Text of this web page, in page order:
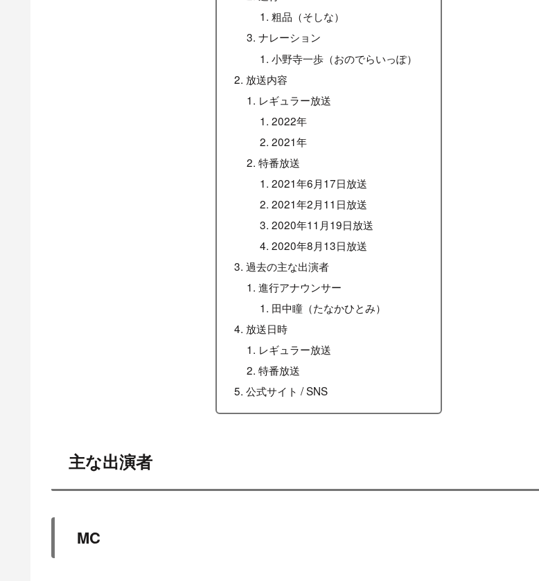
粗品（そしな）
ナレーション
小野寺一歩（おのでらいっぽ）
放送内容
レギュラー放送
2022年
2021年
特番放送
2021年6月17日放送
2021年2月11日放送
2020年11月19日放送
2020年8月13日放送
過去の主な出演者
進行アナウンサー
田中瞳（たなかひとみ）
放送日時
レギュラー放送
特番放送
公式サイト / SNS
主な出演者
MC